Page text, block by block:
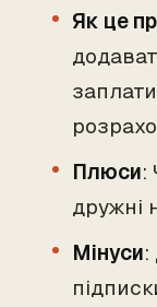
Як це
Плюси:
дружні
Мінуси: